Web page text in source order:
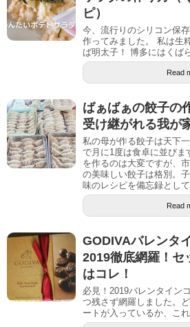
ピ）
今、流行りのシリコン保
作ってみました。 私は生
ば明太子！ 博多にはくば
Read
ばぁばぁの餃子の
受け継がれる我が
私の母が作る餃子は天下
で月に1度は食卓に並びま
を作るのは大変ですが、
の美味しい餃子は格別。
味のレシピを備忘録とし
Read
GODIVAバレンタ
2019徹底網羅！セ
はコレ！
必見！2019バレンタイン
つ残さず網羅しました。
ートが入っているか、こ